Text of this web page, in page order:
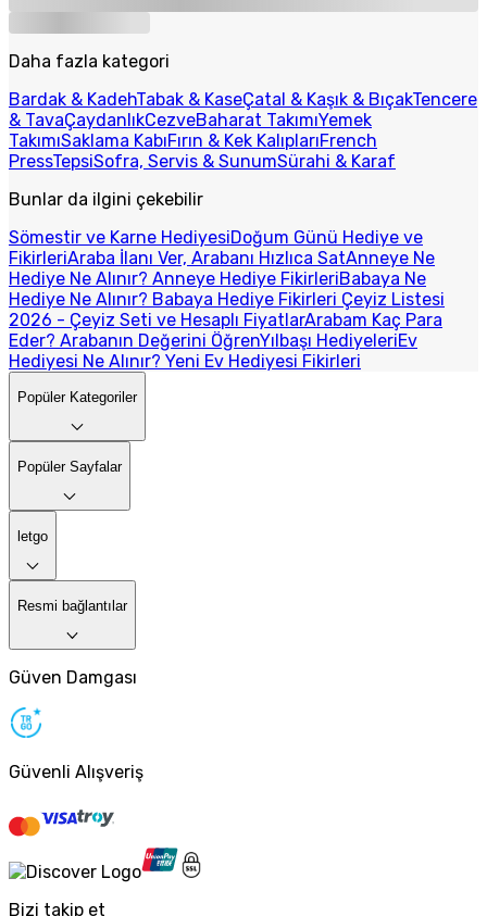
Daha fazla kategori
Bardak & KadehTabak & KaseÇatal & Kaşık & BıçakTencere
& TavaÇaydanlıkCezveBaharat TakımıYemek
TakımıSaklama KabıFırın & Kek KalıplarıFrench
PressTepsiSofra, Servis & SunumSürahi & Karaf
Bunlar da ilgini çekebilir
Sömestir ve Karne HediyesiDoğum Günü Hediye ve
FikirleriAraba İlanı Ver, Arabanı Hızlıca SatAnneye Ne
Hediye Ne Alınır? Anneye Hediye FikirleriBabaya Ne
Hediye Ne Alınır? Babaya Hediye Fikirleri Çeyiz Listesi
2026 - Çeyiz Seti ve Hesaplı FiyatlarArabam Kaç Para
Eder? Arabanın Değerini ÖğrenYılbaşı HediyeleriEv
Hediyesi Ne Alınır? Yeni Ev Hediyesi Fikirleri
Popüler Kategoriler
Popüler Sayfalar
letgo
Resmi bağlantılar
Güven Damgası
Güvenli Alışveriş
Bizi takip et